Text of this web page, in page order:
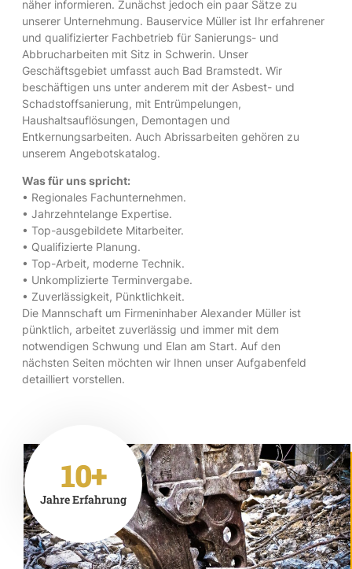
näher informieren. Zunächst jedoch ein paar Sätze zu
unserer Unternehmung. Bauservice Müller ist Ihr erfahrener
und qualifizierter Fachbetrieb für Sanierungs- und
Abbrucharbeiten mit Sitz in Schwerin. Unser
Geschäftsgebiet umfasst auch Bad Bramstedt. Wir
beschäftigen uns unter anderem mit der Asbest- und
Schadstoffsanierung, mit Entrümpelungen,
Haushaltsauflösungen, Demontagen und
Entkernungsarbeiten. Auch Abrissarbeiten gehören zu
unserem Angebotskatalog.
Was für uns spricht:
• Regionales Fachunternehmen.
• Jahrzehntelange Expertise.
• Top-ausgebildete Mitarbeiter.
• Qualifizierte Planung.
• Top-Arbeit, moderne Technik.
• Unkomplizierte Terminvergabe.
• Zuverlässigkeit, Pünktlichkeit.
Die Mannschaft um Firmeninhaber Alexander Müller ist
pünktlich, arbeitet zuverlässig und immer mit dem
notwendigen Schwung und Elan am Start. Auf den
nächsten Seiten möchten wir Ihnen unser Aufgabenfeld
detailliert vorstellen.
10+
Jahre Erfahrung